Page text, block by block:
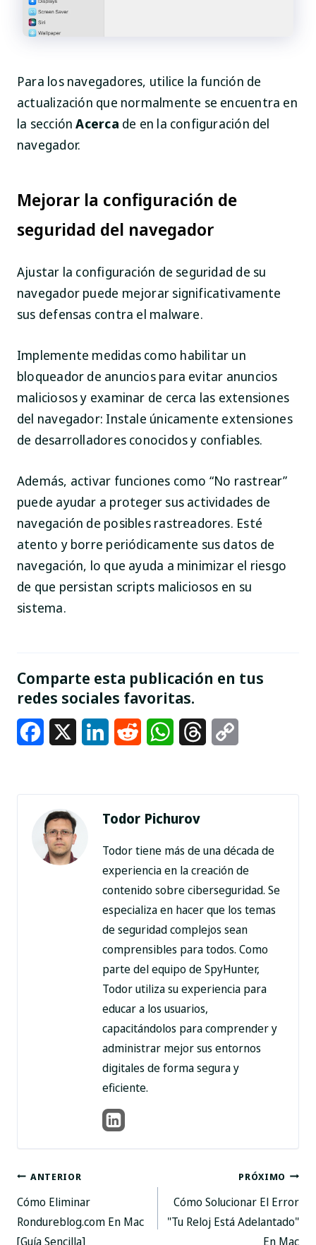
Para los navegadores, utilice la función de
actualización que normalmente se encuentra en
la secciónAcerca de en la configuración del
navegador.
Mejorar la configuración de
seguridad del navegador
Ajustar la configuración de seguridad de su
navegador puede mejorar significativamente
sus defensas contra el malware.
Implemente medidas como habilitar un
bloqueador de anuncios para evitar anuncios
maliciosos y examinar de cerca las extensiones
del navegador: Instale únicamente extensiones
de desarrolladores conocidos y confiables.
Además, activar funciones como “No rastrear”
puede ayudar a proteger sus actividades de
navegación de posibles rastreadores. Esté
atento y borre periódicamente sus datos de
navegación, lo que ayuda a minimizar el riesgo
de que persistan scripts maliciosos en su
sistema.
Comparte esta publicación en tus
redes sociales favoritas.
Facebook LinkedInReddit WhatsAppThreads
Todor Pichurov
Todor tiene más de una década de
experiencia en la creación de
contenido sobre ciberseguridad. Se
especializa en hacer que los temas
de seguridad complejos sean
comprensibles para todos. Como
parte del equipo de SpyHunter,
Todor utiliza su experiencia para
educar a los usuarios,
capacitándolos para comprender y
administrar mejor sus entornos
digitales de forma segura y
eficiente.
Mensaje
de
ANTERIOR
Cómo Eliminar
Rondureblog.com En Mac
[Guía Sencilla]
PRÓXIMO
Cómo Solucionar El Error
"Tu Reloj Está Adelantado"
En Mac